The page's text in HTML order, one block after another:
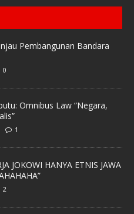
Pembangunan Bandara
0
Omnibus Law “Negara,
1
JOKOWI HANYA ETNIS JAWA
2